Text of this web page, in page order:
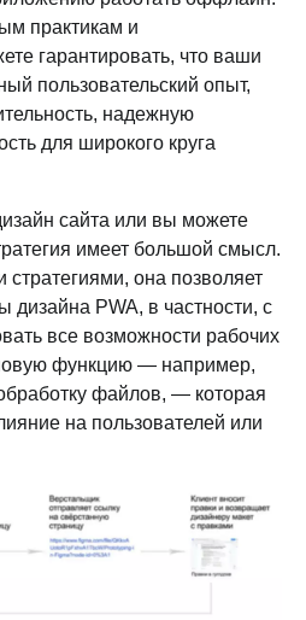
практикам и
гарантировать, что ваши
пользовательский опыт,
надежную
для широкого круга
сайта или вы можете
имеет большой смысл.
она позволяет
дизайна PWA, в частности, с
все возможности рабочих
функцию — например,
файлов, — которая
на пользователей или